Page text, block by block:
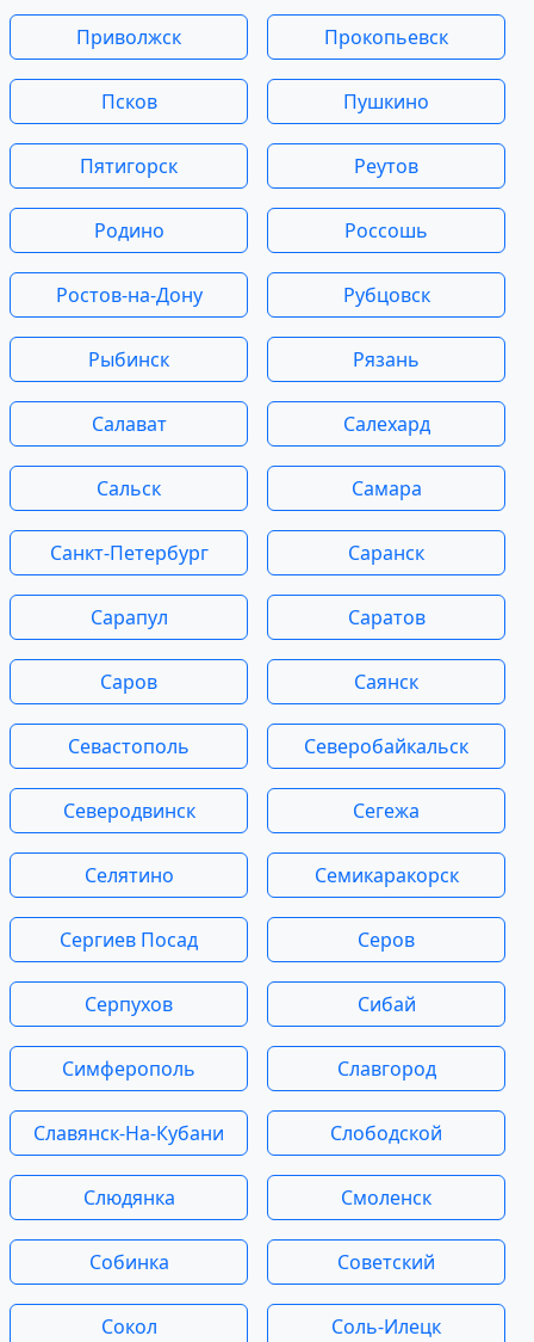
Приволжск Прокопьевск
Псков Пушкино
Пятигорск Реутов
Родино Россошь
Ростов-на-Дону Рубцовск
Рыбинск Рязань
Салават Салехард
Сальск Самара
Санкт-Петербург Саранск
Сарапул Саратов
Саров Саянск
Севастополь Северобайкальск
Северодвинск Сегежа
Селятино Семикаракорск
Сергиев Посад Серов
Серпухов Сибай
Симферополь Славгород
Славянск-На-Кубани Слободской
Слюдянка Смоленск
Собинка Советский
Сокол Соль-Илецк